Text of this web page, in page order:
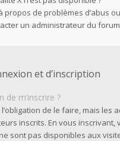
propos de problèmes d’abus
un administrateur du
et d’inscription
de m’inscrire ?
l’obligation de le faire, mais
inscrits. En vous
sont pas disponibles aux